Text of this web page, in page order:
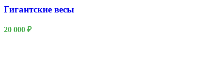
Гигантские весы
20 000 ₽